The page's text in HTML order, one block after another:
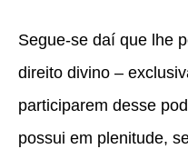
Segue-se daí que lhe
direito divino –
participarem desse
possui em plenitude,